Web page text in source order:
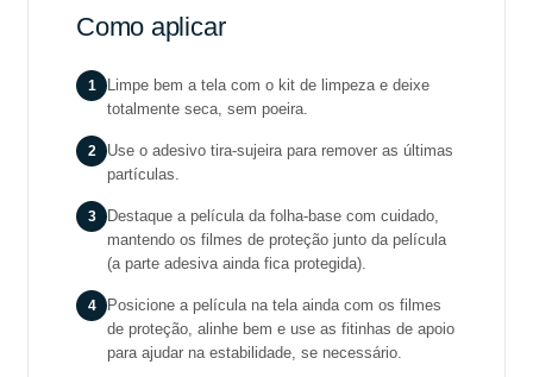
Como aplicar
1
Limpe bem a tela com o kit de limpeza e deixe
totalmente seca, sem poeira.
2
Use o adesivo tira-sujeira para remover as últimas
partículas.
3
Destaque a película da folha-base com cuidado,
mantendo os filmes de proteção junto da película
(a parte adesiva ainda fica protegida).
4
Posicione a película na tela ainda com os filmes
de proteção, alinhe bem e use as fitinhas de apoio
para ajudar na estabilidade, se necessário.